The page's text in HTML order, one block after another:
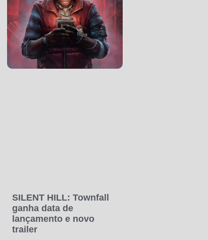
SILENT HILL: Townfall
ganha data de
lançamento e novo
trailer